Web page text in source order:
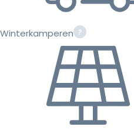
Winterkamperen